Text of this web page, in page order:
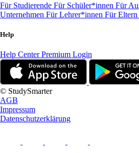
Für Studierende Für Schüler*innen Für
Unternehmen Für Lehrer*innen Für Eltern
Help
Help CenterPremium Login
© StudySmarter
AGB
Impressum
Datenschutzerklärung